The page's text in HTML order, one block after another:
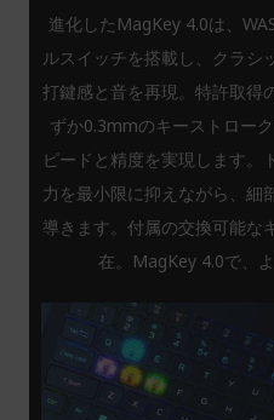
進化したMagKey 4.0は、
ルスイッチを搭載し、クラシ
打鍵感と音を再現。特許取得
ずか0.3mmのキーストロー
ピードと精度を実現します。
力を最小限に抑えながら、細
導きます。付属の交換可能な
在。MagKey 4.0で、